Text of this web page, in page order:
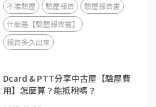
不准驗屋 驗屋報告
驗屋報告書
什麼是【驗屋報告書】
報告多久出來
Dcard & PTT分享中古屋【驗屋費
用】怎麼算？能抵稅嗎？